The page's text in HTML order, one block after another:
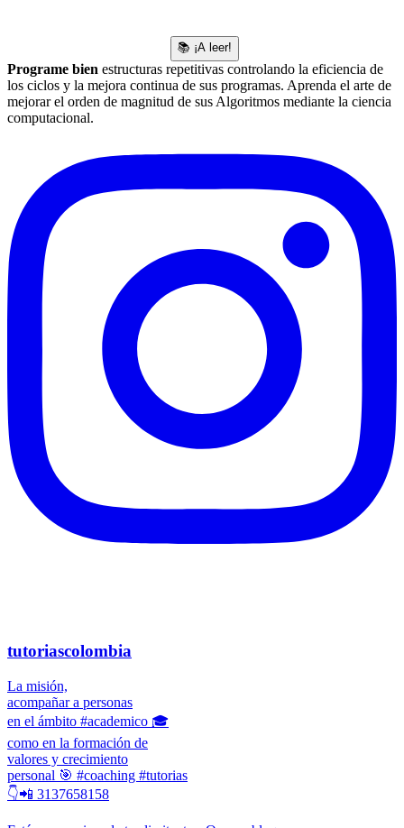
📚 ¡A leer!
Programe bien estructuras repetitivas controlando la eficiencia de
los ciclos y la mejora continua de sus programas. Aprenda el arte de
mejorar el orden de magnitud de sus Algoritmos mediante la ciencia
computacional.
tutoriascolombia
La misión,
acompañar a personas
en el ámbito #academico 🎓
como en la formación de
valores y crecimiento
personal 🎯 #coaching #tutorias
👇📲 3137658158